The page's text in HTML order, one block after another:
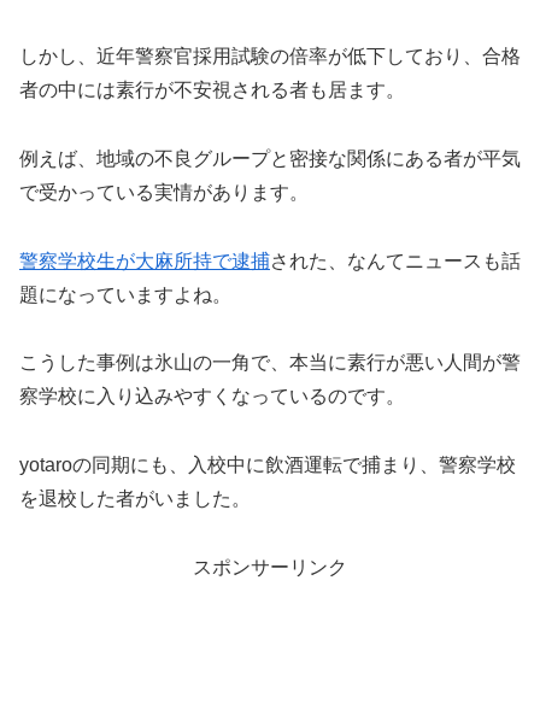
しかし、近年警察官採用試験の倍率が低下しており、合格
者の中には素行が不安視される者も居ます。
例えば、地域の不良グループと密接な関係にある者が平気
で受かっている実情があります。
警察学校生が大麻所持で逮捕された、なんてニュースも話
題になっていますよね。
こうした事例は氷山の一角で、本当に素行が悪い人間が警
察学校に入り込みやすくなっているのです。
yotaroの同期にも、入校中に飲酒運転で捕まり、警察学校
を退校した者がいました。
スポンサーリンク